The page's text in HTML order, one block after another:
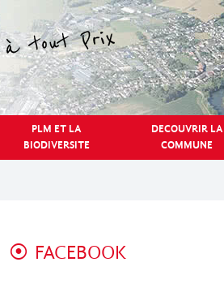
PLM ET LA
BIODIVERSITE
DECOUVRIR LA
COMMUNE
FACEBOOK